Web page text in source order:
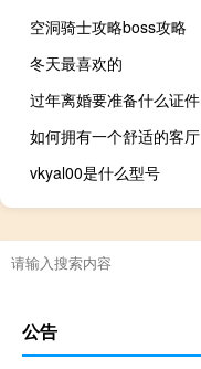
空洞骑士攻略boss攻略
冬天最喜欢的
过年离婚要准备什么证件
如何拥有一个舒适的客厅
vkyal00是什么型号
公告